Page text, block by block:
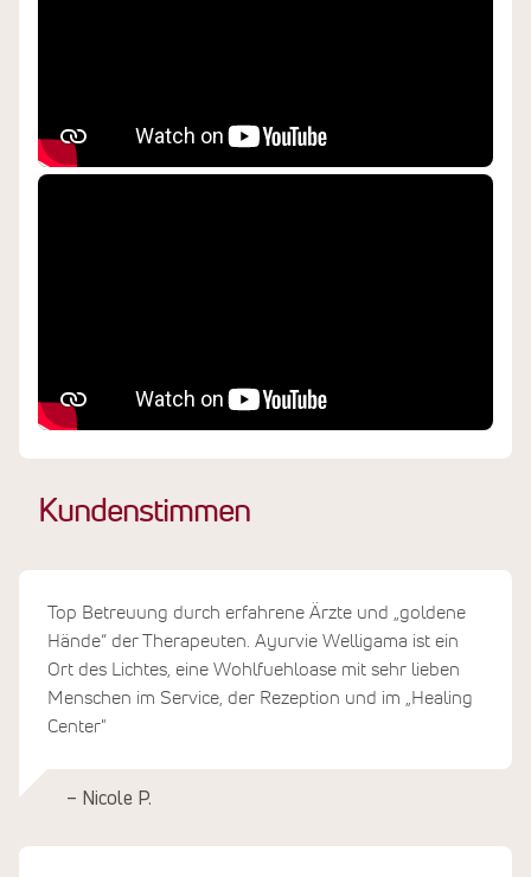
Kundenstimmen
Top Betreuung durch erfahrene Ärzte und „goldene
Hände“ der Therapeuten. Ayurvie Welligama ist ein
Ort des Lichtes, eine Wohlfuehloase mit sehr lieben
Menschen im Service, der Rezeption und im „Healing
Center"
– Nicole P.